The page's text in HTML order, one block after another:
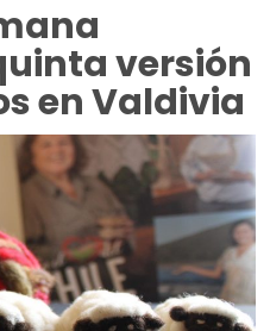
versión
en Valdivia